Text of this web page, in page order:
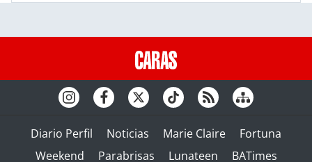
Diario Perfil Noticias Marie Claire
Fortuna
Weekend
Parabrisas Lunateen BATimes